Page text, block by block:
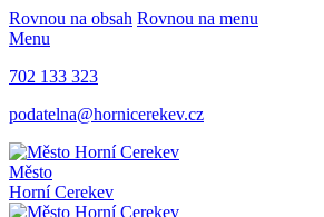
Rovnou na obsah Rovnou na menu
Menu
702 133 323
podatelna@hornicerekev.cz
Město
Horní Cerekev